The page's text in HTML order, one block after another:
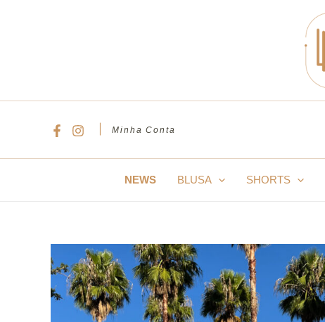
Minha Conta
NEWS BLUSA SHORTS